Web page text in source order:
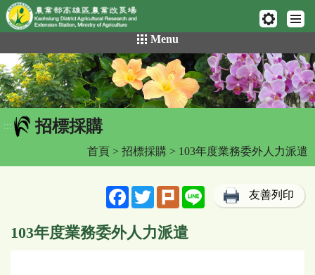
網頁置頂
到
主
要
內
容
區
Menu
::: 招標採購
首頁 > 招標採購 > 103年度業務委外人力派遣
FacebookTwitterPlurk Line 友善列印
103年度業務委外人力派遣